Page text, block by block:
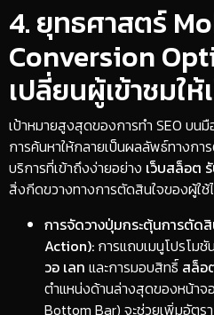
​4. ยุทธศาสตร์
Conversion
เปลี่ยนผู้เข้าชมใ
เป้าหมายสูงสุดของการทำ SEO บ
การค้นหาให้กลายเป็นผลลัพธ์ทางก
บริการที่เข้าถึงง่ายอย่าง เว็บสล็อต
สิ่งกีดขวางทางการตัดสินใจของผู้ใ
การจัดวางปุ่มกระตุ้นการตั
Action): การแถบเมนูโปรโม
วอ เลท และการมอบสิทธิ์สล็อ
ตำแหน่งด้านล่างสุดของหน้า
Bottom Bar) จะช่วยเพิ่มอัตร